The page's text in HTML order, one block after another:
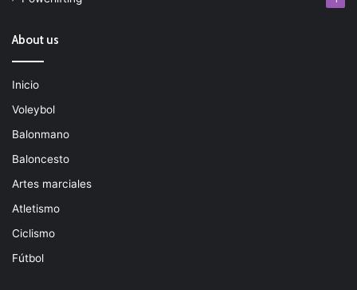
About us
Inicio
Voleybol
Balonmano
Baloncesto
Artes marciales
Atletismo
Ciclismo
Fútbol